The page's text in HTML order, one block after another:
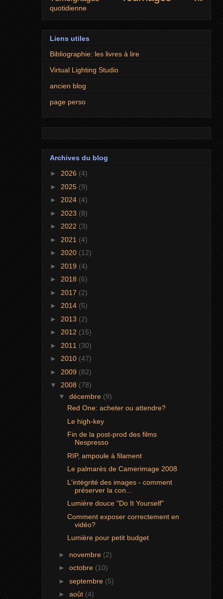
quotidienne
Liens utiles
Bibliographie: les livres à lire
Virtual Lighting Studio
ancien blog
page perso
Archives du blog
► 2026 (4)
► 2025 (9)
► 2024 (4)
► 2023 (8)
► 2022 (3)
► 2021 (4)
► 2020 (12)
► 2019 (4)
► 2018 (6)
► 2017 (2)
► 2014 (5)
► 2013 (2)
► 2012 (15)
► 2011 (30)
► 2010 (47)
► 2009 (82)
▼ 2008 (78)
▼ décembre (9)
Red One: acheter ou attendre?
Le high-key
Fin de la post-prod des films
Nespresso
RIP, ampoule à filament
Le palmarès de Camerimage 2008
L'intégrité des images - comment
préserver la con...
Lumière douce "Do It Yourself"
Comment exposer correctement en
vidéo?
Lumière pour petit budget
► novembre (2)
► octobre (10)
► septembre (5)
► août (4)